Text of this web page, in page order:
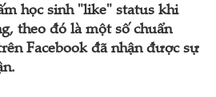
học sinh "like" status khi
theo đó là một số chuẩn
Facebook đã nhận được sự